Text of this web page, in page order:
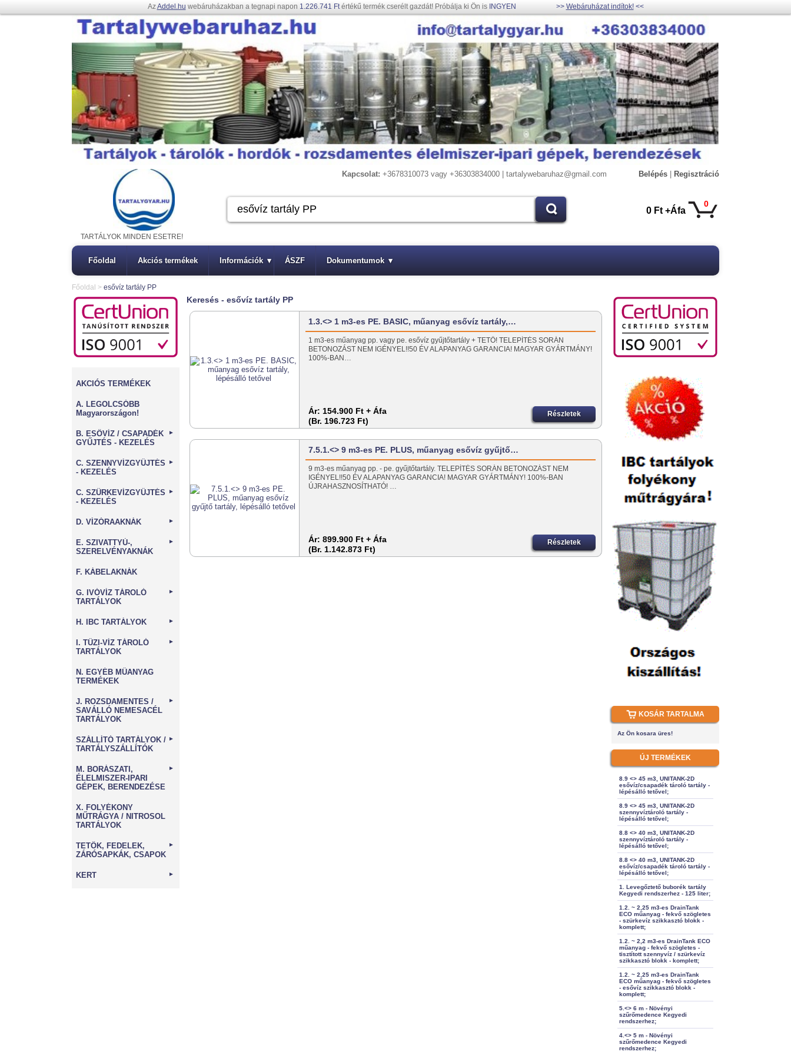
AzAddel.hu webáruházakban a tegnapi napon 1.226.741 Ftértékű termék cserélt gazdát! Próbálja ki Ön is INGYEN >> Webáruházat indítok!<<
Kapcsolat: +3678310073 vagy +36303834000 | tartalywebaruhaz@gmail.com Belépés Regisztráció
0
0 Ft +Áfa
TARTÁLYOK MINDEN ESETRE!
Főoldal Akciós termékek Információk ▾ ÁSZF Dokumentumok ▾
Főoldal > esővíz tartály PP
AKCIÓS TERMÉKEK
A. LEGOLCSÓBB
Magyarországon!
B. ESŐVÍZ / CSAPADÉK
GYŰJTÉS - KEZELÉS
►
C. SZENNYVÍZGYŰJTÉS
- KEZELÉS
►
C. SZÜRKEVÍZGYŰJTÉS
- KEZELÉS
►
D. VÍZÓRAAKNÁK ►
E. SZIVATTYÚ-,
SZERELVÉNYAKNÁK
►
F. KÁBELAKNÁK
G. IVÓVÍZ TÁROLÓ
TARTÁLYOK
►
H. IBC TARTÁLYOK ►
I. TŰZI-VÍZ TÁROLÓ
TARTÁLYOK
►
N. EGYÉB MŰANYAG
TERMÉKEK
J. ROZSDAMENTES /
SAVÁLLÓ NEMESACÉL
TARTÁLYOK
►
SZÁLLÍTÓ TARTÁLYOK /
TARTÁLYSZÁLLÍTÓK
►
M. BORÁSZATI,
ÉLELMISZER-IPARI
GÉPEK, BERENDEZÉSE
►
X. FOLYÉKONY
MŰTRÁGYA / NITROSOL
TARTÁLYOK
TETŐK, FEDELEK,
ZÁRÓSAPKÁK, CSAPOK
►
KERT ►
Keresés - esővíz tartály PP
1.3.<> 1 m3-es PE. BASIC, műanyag esővíz tartály,…
1 m3-es műanyag pp. vagy pe. esővíz gyűjtőtartály + TETŐ! TELEPÍTÉS SORÁN
BETONOZÁST NEM IGÉNYEL!!50 ÉV ALAPANYAG GARANCIA! MAGYAR GYÁRTMÁNY!
100%-BAN…
Ár: 154.900 Ft + Áfa
(Br. 196.723 Ft)
Részletek
7.5.1.<> 9 m3-es PE. PLUS, műanyag esővíz gyűjtő…
9 m3-es műanyag pp. - pe. gyűjtőtartály. TELEPÍTÉS SORÁN BETONOZÁST NEM
IGÉNYEL!!50 ÉV ALAPANYAG GARANCIA! MAGYAR GYÁRTMÁNY! 100%-BAN
ÚJRAHASZNOSÍTHATÓ! …
Ár: 899.900 Ft + Áfa
(Br. 1.142.873 Ft)
Részletek
KOSÁR TARTALMA
Az Ön kosara üres!
ÚJ TERMÉKEK
8.9 <> 45 m3, UNITANK-2D
esővíz/csapadék tároló tartály -
lépésálló tetővel;
8.9 <> 45 m3, UNITANK-2D
szennyvíztároló tartály -
lépésálló tetővel;
8.8 <> 40 m3, UNITANK-2D
szennyvíztároló tartály -
lépésálló tetővel;
8.8 <> 40 m3, UNITANK-2D
esővíz/csapadék tároló tartály -
lépésálló tetővel;
1. Levegőztető buborék tartály
Kegyedi rendszerhez - 125 liter;
1.2. ~ 2,25 m3-es DrainTank
ECO műanyag - fekvő szögletes
- szürkevíz szikkasztó blokk -
komplett;
1.2. ~ 2,2 m3-es DrainTank ECO
műanyag - fekvő szögletes -
tisztított szennyvíz / szürkevíz
szikkasztó blokk - komplett;
1.2. ~ 2,25 m3-es DrainTank
ECO műanyag - fekvő szögletes
- esővíz szikkasztó blokk -
komplett;
5.<> 6 m - Növényi
szűrőmedence Kegyedi
rendszerhez;
4.<> 5 m - Növényi
szűrőmedence Kegyedi
rendszerhez;